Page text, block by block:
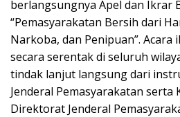
berlangsungnya Apel dan Ikrar
“Pemasyarakatan Bersih dari
Narkoba, dan Penipuan”.
secara serentak di seluruh
tindak lanjut langsung dari
Jenderal Pemasyarakatan serta
Direktorat Jenderal